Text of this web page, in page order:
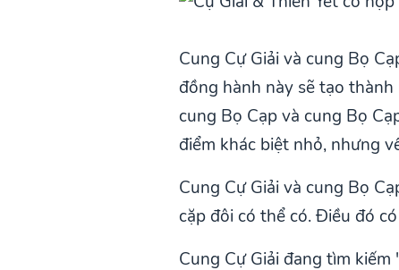
Cung Cự Giải và cung Bọ
đồng hành này sẽ tạo
cung Bọ Cạp và cung Bọ
điểm khác biệt nhỏ, nhưng
Cung Cự Giải và cung Bọ
cặp đôi có thể có. Điều đó
Cung Cự Giải đang tìm